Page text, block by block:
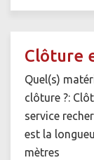
Clôture
Quel(s)
clôture ?:
service
est la
mètres